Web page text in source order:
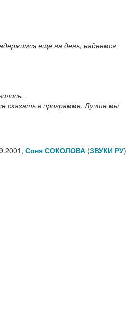
еще на день, надеемся
сказать в программе. Лучше мы
Соня СОКОЛОВА(ЗВУКИ РУ)